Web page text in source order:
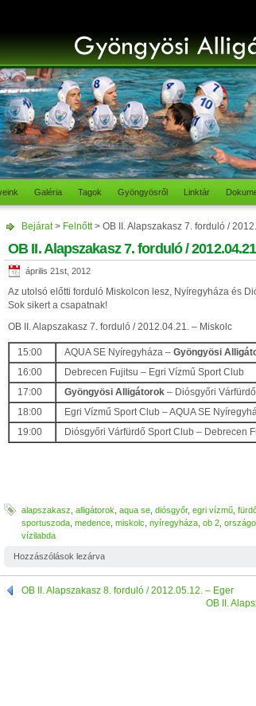
Galéria Tagok Gyöngyösről Linktár
Bejárat> Felnőtt> OB II. Alapszakasz 7. forduló /
OB II. Alapszakasz 7. forduló /
április 21st, 2012
Az utolsó előtti forduló Miskolcon lesz, Nyíregyháza és
Sok sikert a csapatnak!
OB II. Alapszakasz 7. forduló / 2012.04.21. – Miskolc
15:00 AQUA SE Nyíregyháza – Gyöngyösi
16:00
Debrecen Fujitsu – Egri Vízmű Sport Club
17:00
Gyöngyösi Alligátorok – Diósgyőri
18:00
Egri Vízmű Sport Club – AQUA SE
19:00
Diósgyőri Várfürdő Sport Club – Debrecen
alapszakasz alligátorok aqua se diósgyőr, egri vízmű
sportuszoda medence miskolc nyíregyháza ob 2
vízilabda
Hozzászólások lezárva
OB II. Alapszakasz 8. forduló / 2012.05.12. – Eger
OB II.